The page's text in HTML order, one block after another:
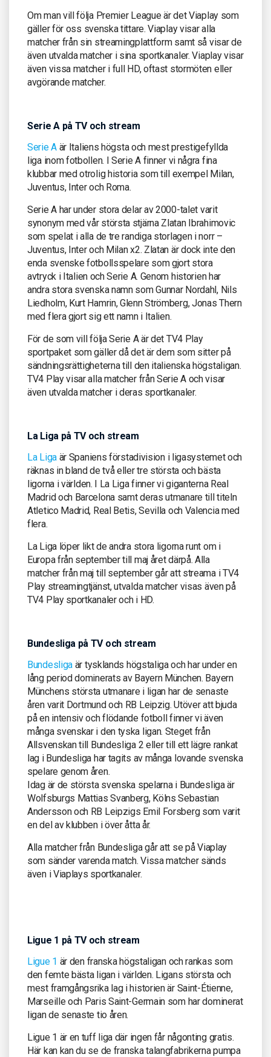
Om man vill följa Premier League är det Viaplay som
gäller för oss svenska tittare. Viaplay visar alla
matcher från sin streamingplattform samt så visar de
även utvalda matcher i sina sportkanaler. Viaplay visar
även vissa matcher i full HD, oftast stormöten eller
avgörande matcher.
Serie A på TV och stream
Serie Aär Italiens högsta och mest prestigefyllda
liga inom fotbollen. I Serie A finner vi några fina
klubbar med otrolig historia som till exempel Milan,
Juventus, Inter och Roma.
Serie A har under stora delar av 2000-talet varit
synonym med vår största stjärna Zlatan Ibrahimovic
som spelat i alla de tre randiga storlagen i norr –
Juventus, Inter och Milan x2. Zlatan är dock inte den
enda svenske fotbollsspelare som gjort stora
avtryck i Italien och Serie A. Genom historien har
andra stora svenska namn som Gunnar Nordahl, Nils
Liedholm, Kurt Hamrin, Glenn Strömberg, Jonas Thern
med flera gjort sig ett namn i Italien.
För de som vill följa Serie A är det TV4 Play
sportpaket som gäller då det är dem som sitter på
sändningsrättigheterna till den italienska högstaligan.
TV4 Play visar alla matcher från Serie A och visar
även utvalda matcher i deras sportkanaler.
La Liga på TV och stream
La Ligaär Spaniens förstadivision i ligasystemet och
räknas in bland de två eller tre största och bästa
ligorna i världen. I La Liga finner vi giganterna Real
Madrid och Barcelona samt deras utmanare till titeln
Atletico Madrid, Real Betis, Sevilla och Valencia med
flera.
La Liga löper likt de andra stora ligorna runt om i
Europa från september till maj året därpå. Alla
matcher från maj till september går att streama i TV4
Play streamingtjänst, utvalda matcher visas även på
TV4 Play sportkanaler och i HD.
Bundesliga på TV och stream
Bundesliga är tysklands högstaliga och har under en
lång period dominerats av Bayern München. Bayern
Münchens största utmanare i ligan har de senaste
åren varit Dortmund och RB Leipzig. Utöver att bjuda
på en intensiv och flödande fotboll finner vi även
många svenskar i den tyska ligan. Steget från
Allsvenskan till Bundesliga 2 eller till ett lägre rankat
lag i Bundesliga har tagits av många lovande svenska
spelare genom åren.
Idag är de största svenska spelarna i Bundesliga är
Wolfsburgs Mattias Svanberg, Kölns Sebastian
Andersson och RB Leipzigs Emil Forsberg som varit
en del av klubben i över åtta år.
Alla matcher från Bundesliga går att se på Viaplay
som sänder varenda match. Vissa matcher sänds
även i Viaplays sportkanaler.
Ligue 1 på TV och stream
Ligue 1 är den franska högstaligan och rankas som
den femte bästa ligan i världen. Ligans största och
mest framgångsrika lag i historien är Saint-Étienne,
Marseille och Paris Saint-Germain som har dominerat
ligan de senaste tio åren.
Ligue 1 är en tuff liga där ingen får någonting gratis.
Här kan kan du se de franska talangfabrikerna pumpa